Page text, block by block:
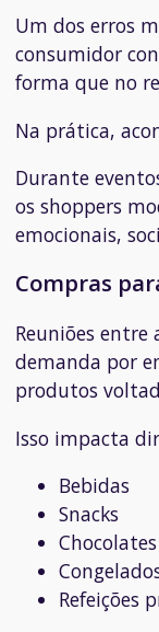
Um dos erros
consumidor
forma que no
Na prática,
Durante
os shoppers
emocionais,
Compras
Reuniões
demanda por
produtos
Isso impacta
Bebidas
Snacks
Refeições